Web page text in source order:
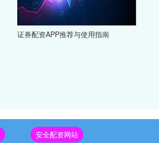
证券配资APP推荐与使用指南
安全配资网站